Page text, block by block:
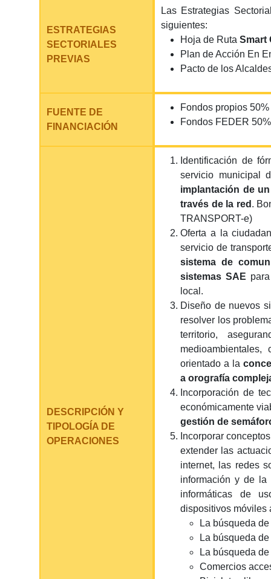
ESTRATEGIAS
SECTORIALES
PREVIAS
Las Estrategias
siguientes:
Hoja de Ruta Smart
Plan de Acción En
Pacto de los
FUENTE DE
FINANCIACIÓN
Fondos propios 50%
Fondos FEDER 50%
DESCRIPCIÓN Y
TIPOLOGÍA DE
OPERACIONES
Identificación de
servicio municipal
implantación de
través de la red .
TRANSPORT-e)
Oferta a la
servicio de
sistema de
sistemas SAE
local.
Diseño de nuevos
resolver los
territorio,
orientado a la
a orografía
Incorporación de
económicamente
gestión de
Incorporar
extender las
internet, las redes
información y de la
informáticas de
dispositivos móviles
La búsqueda
La búsqueda
La búsqueda
Comercios